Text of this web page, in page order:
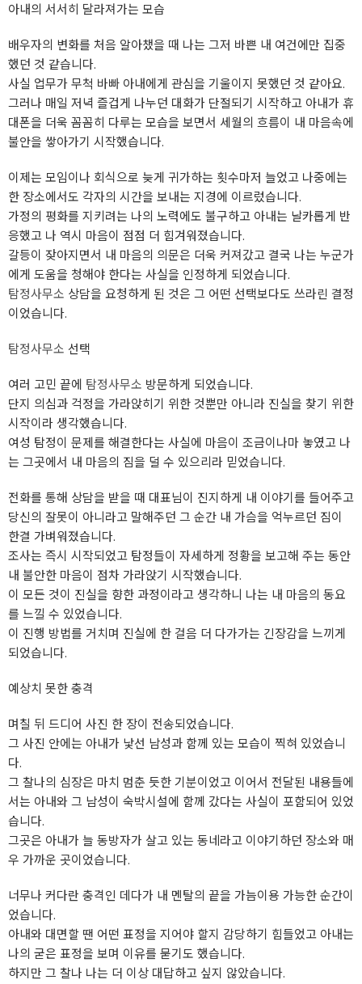
아내의 서서히 달라져가는 모습
배우자의 변화를 처음 알아챘을 때 나는 그저 바쁜 내 여건에만 집중
했던 것 같습니다.
사실 업무가 무척 바빠 아내에게 관심을 기울이지 못했던 것 같아요.
그러나 매일 저녁 즐겁게 나누던 대화가 단절되기 시작하고 아내가 휴
대폰을 더욱 꼼꼼히 다루는 모습을 보면서 세월의 흐름이 내 마음속에
불안을 쌓아가기 시작했습니다.
이제는 모임이나 회식으로 늦게 귀가하는 횟수마저 늘었고 나중에는
한 장소에서도 각자의 시간을 보내는 지경에 이르렀습니다.
가정의 평화를 지키려는 나의 노력에도 불구하고 아내는 날카롭게 반
응했고 나 역시 마음이 점점 더 힘겨워졌습니다.
갈등이 잦아지면서 내 마음의 의문은 더욱 커져갔고 결국 나는 누군가
에게 도움을 청해야 한다는 사실을 인정하게 되었습니다.
탐정사무소 상담을 요청하게 된 것은 그 어떤 선택보다도 쓰라린 결정
이었습니다.
탐정사무소 선택
여러 고민 끝에 탐정사무소 방문하게 되었습니다.
단지 의심과 걱정을 가라앉히기 위한 것뿐만 아니라 진실을 찾기 위한
시작이라 생각했습니다.
여성 탐정이 문제를 해결한다는 사실에 마음이 조금이나마 놓였고 나
는 그곳에서 내 마음의 짐을 덜 수 있으리라 믿었습니다.
전화를 통해 상담을 받을 때 대표님이 진지하게 내 이야기를 들어주고
당신의 잘못이 아니라고 말해주던 그 순간 내 가슴을 억누르던 짐이
한결 가벼워졌습니다.
조사는 즉시 시작되었고 탐정들이 자세하게 정황을 보고해 주는 동안
내 불안한 마음이 점차 가라앉기 시작했습니다.
이 모든 것이 진실을 향한 과정이라고 생각하니 나는 내 마음의 동요
를 느낄 수 있었습니다.
이 진행 방법를 거치며 진실에 한 걸음 더 다가가는 긴장감을 느끼게
되었습니다.
예상치 못한 충격
며칠 뒤 드디어 사진 한 장이 전송되었습니다.
그 사진 안에는 아내가 낯선 남성과 함께 있는 모습이 찍혀 있었습니
다.
그 찰나의 심장은 마치 멈춘 듯한 기분이었고 이어서 전달된 내용들에
서는 아내와 그 남성이 숙박시설에 함께 갔다는 사실이 포함되어 있었
습니다.
그곳은 아내가 늘 동방자가 살고 있는 동네라고 이야기하던 장소와 매
우 가까운 곳이었습니다.
너무나 커다란 충격인 데다가 내 멘탈의 끝을 가늠이용 가능한 순간이
었습니다.
아내와 대면할 땐 어떤 표정을 지어야 할지 감당하기 힘들었고 아내는
나의 굳은 표정을 보며 이유를 묻기도 했습니다.
하지만 그 찰나 나는 더 이상 대답하고 싶지 않았습니다.